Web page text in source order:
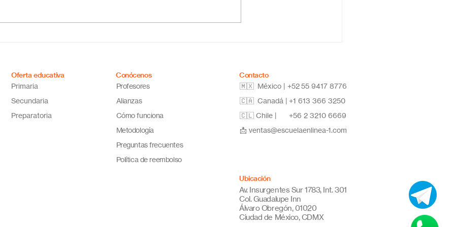
Oferta educativa
Primaria
Secundaria
Preparatoria
Conócenos
Profesores
Alianzas
Cómo funciona
Metodología
Preguntas frecuentes
Política de reembolso
Contacto
🇲🇽 México | +5255 9417 8776
🇨🇦 Canadá | +1 613 366 3250
🇨🇱 Chile | +56 2 3210 6669
📩 ventas@escuelaenlinea-1.com
Ubicación
Av. Insurgentes Sur 1783, Int. 301
Col. Guadalupe Inn
Álvaro Obregón, 01020
Ciudad de México, CDMX